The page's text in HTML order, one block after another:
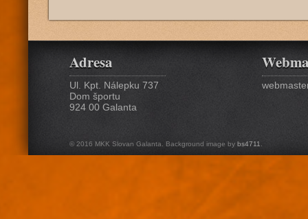
Adresa
Ul. Kpt. Nálepku 737
Dom športu
924 00 Galanta
© 2016 MKK Slovan Galanta. Background image by bs4711